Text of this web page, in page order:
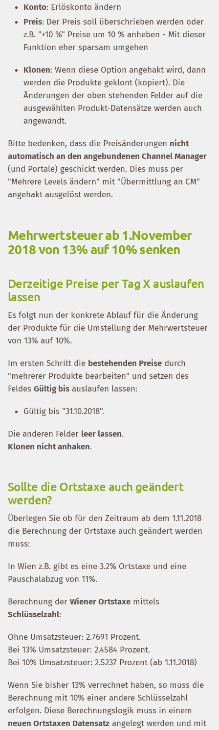
Konto: Erlöskonto ändern
Preis: Der Preis soll überschrieben werden oder
z.B. "+10 %" Preise um 10 % anheben - Mit dieser
Funktion eher sparsam umgehen
Klonen: Wenn diese Option angehakt wird, dann
werden die Produkte geklont (kopiert). Die
Änderungen der oben stehenden Felder auf die
ausgewählten Produkt-Datensätze werden auch
angewandt.
Bitte bedenken, dass die Preisänderungen nicht
automatisch an den angebundenen Channel Manager
(und Portale) geschickt werden. Dies muss per
"Mehrere Levels ändern" mit "Übermittlung an CM"
angehakt ausgelöst werden.
Mehrwertsteuer ab 1.November
2018 von 13% auf 10% senken
Derzeitige Preise per Tag X auslaufen
lassen
Es folgt nun der konkrete Ablauf für die Änderung
der Produkte für die Umstellung der Mehrwertsteuer
von 13% auf 10%.
Im ersten Schritt die bestehenden Preise durch
"mehrerer Produkte bearbeiten" und setzen des
Feldes Gültig bis auslaufen lassen:
Gültig bis "31.10.2018".
Die anderen Felder leer lassen.
Klonen nicht anhaken.
Sollte die Ortstaxe auch geändert
werden?
Überlegen Sie ob für den Zeitraum ab dem 1.11.2018
die Berechnung der Ortstaxe auch geändert werden
muss:
In Wien z.B. gibt es eine 3.2% Ortstaxe und eine
Pauschalabzug von 11%.
Berechnung der Wiener Ortstaxe mittels
Schlüsselzahl:
Ohne Umsatzsteuer: 2.7691 Prozent.
Bei 13% Umsatzsteuer: 2.4584 Prozent.
Bei 10% Umsatzsteuer: 2.5237 Prozent (ab 1.11.2018)
Wenn Sie bisher 13% verrechnet haben, so muss die
Berechnung mit 10% einer andere Schlüsselzahl
erfolgen. Diese Berechnungslogik muss in einem
neuen Ortstaxen Datensatz angelegt werden und mit